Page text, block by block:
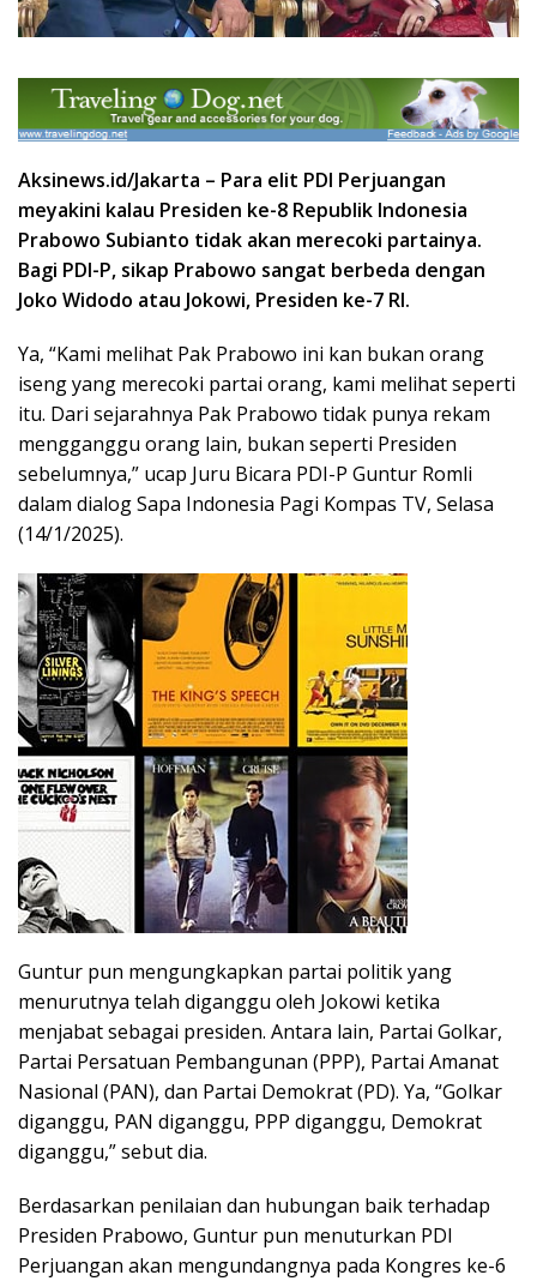
Aksinews.id/Jakarta – Para elit PDI Perjuangan
meyakini kalau Presiden ke-8 Republik Indonesia
Prabowo Subianto tidak akan merecoki partainya.
Bagi PDI-P, sikap Prabowo sangat berbeda dengan
Joko Widodo atau Jokowi, Presiden ke-7 RI.
Ya, “Kami melihat Pak Prabowo ini kan bukan orang
iseng yang merecoki partai orang, kami melihat seperti
itu. Dari sejarahnya Pak Prabowo tidak punya rekam
mengganggu orang lain, bukan seperti Presiden
sebelumnya,” ucap Juru Bicara PDI-P Guntur Romli
dalam dialog Sapa Indonesia Pagi Kompas TV, Selasa
(14/1/2025).
Guntur pun mengungkapkan partai politik yang
menurutnya telah diganggu oleh Jokowi ketika
menjabat sebagai presiden. Antara lain, Partai Golkar,
Partai Persatuan Pembangunan (PPP), Partai Amanat
Nasional (PAN), dan Partai Demokrat (PD). Ya, “Golkar
diganggu, PAN diganggu, PPP diganggu, Demokrat
diganggu,” sebut dia.
Berdasarkan penilaian dan hubungan baik terhadap
Presiden Prabowo, Guntur pun menuturkan PDI
Perjuangan akan mengundangnya pada Kongres ke-6